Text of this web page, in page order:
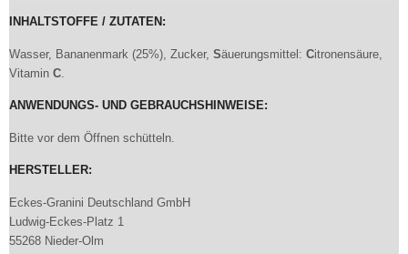
INHALTSTOFFE / ZUTATEN:
Wasser, Bananenmark (25%), Zucker, Säuerungsmittel: Citronensäure,
Vitamin C.
ANWENDUNGS- UND GEBRAUCHSHINWEISE:
Bitte vor dem Öffnen schütteln.
HERSTELLER:
Eckes-Granini Deutschland GmbH
Ludwig-Eckes-Platz 1
55268 Nieder-Olm